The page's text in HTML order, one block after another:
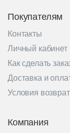
Покупателям
Контакты
Личный кабинет
Как сделать
Доставка и
Условия
Компания